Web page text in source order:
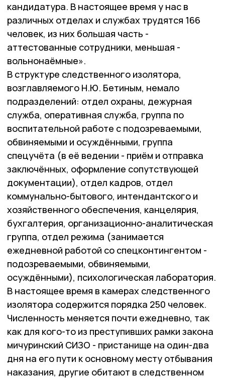
кандидатура. В настоящее время у нас в
различных отделах и службах трудятся 166
человек, из них большая часть -
аттестованные сотрудники, меньшая -
вольнонаёмные».
В структуре следственного изолятора,
возглавляемого Н.Ю. Бетиным, немало
подразделений: отдел охраны, дежурная
служба, оперативная служба, группа по
воспитательной работе с подозреваемыми,
обвиняемыми и осуждёнными, группа
спецучёта (в её ведении - приём и отправка
заключённых, оформление сопутствующей
документации), отдел кадров, отдел
коммунально-бытового, интендантского и
хозяйственного обеспечения, канцелярия,
бухгалтерия, организационно-аналитическая
группа, отдел режима (занимается
ежедневной работой со спецконтингентом -
подозреваемыми, обвиняемыми,
осуждёнными), психологическая лаборатория.
В настоящее время в камерах следственного
изолятора содержится порядка 250 человек.
Численность меняется почти ежедневно, так
как для кого-то из преступивших рамки закона
мичуринский СИЗО - пристанище на один-два
дня на его пути к основному месту отбывания
наказания, другие обитают в следственном